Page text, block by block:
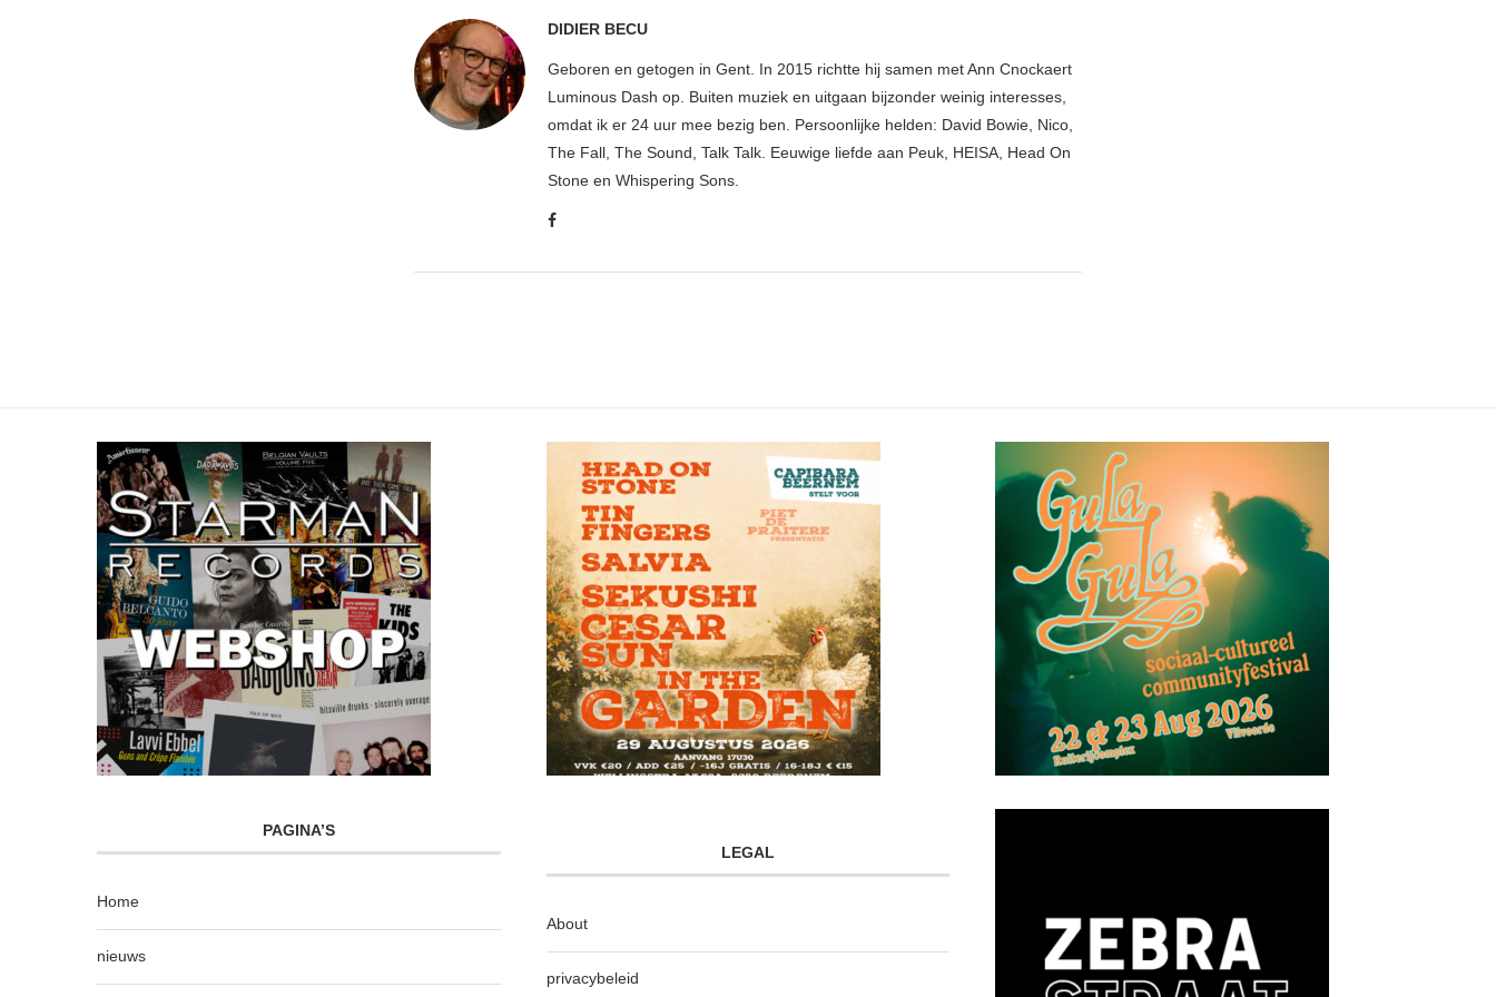
DIDIER BECU
Geboren en getogen in Gent. In 2015 richtte hij samen met Ann Cnockaert
Luminous Dash op. Buiten muziek en uitgaan bijzonder weinig interesses,
omdat ik er 24 uur mee bezig ben. Persoonlijke helden: David Bowie, Nico,
The Fall, The Sound, Talk Talk. Eeuwige liefde aan Peuk, HEISA, Head On
Stone en Whispering Sons.
PAGINA’S
Home
nieuws
LEGAL
About
privacybeleid